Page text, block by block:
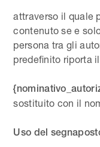
attraverso il quale
contenuto se e
persona tra gli
predefinito riporta
sostituito con il
Uso del